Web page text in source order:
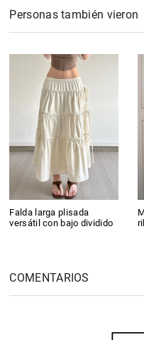
Personas también vieron
Falda larga plisada
versátil con bajo dividido
COMENTARIOS